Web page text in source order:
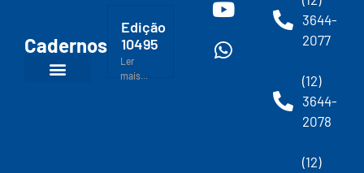
Cadernos
Edição
10495
Ler
mais...
3644-
2077
(12)
3644-
2078
(12)